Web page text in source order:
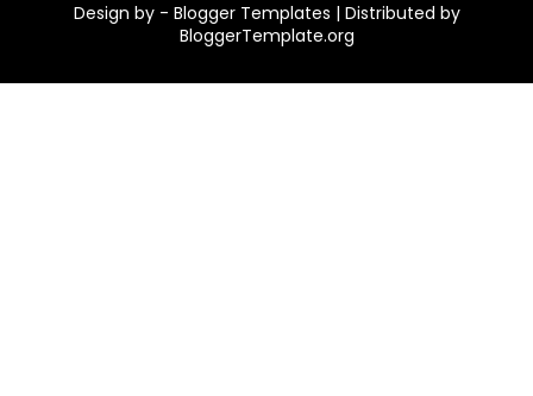
Design by - Blogger Templates | Distributed by
BloggerTemplate.org